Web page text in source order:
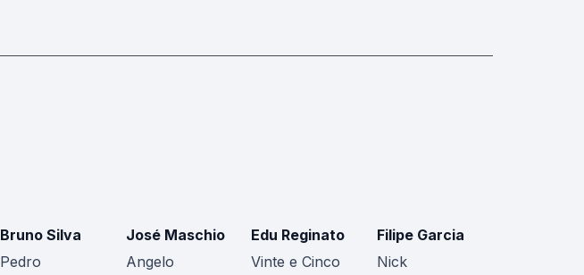
Bruno Silva
Pedro
José Maschio
Angelo
Edu Reginato
Vinte e Cinco
Filipe Garcia
Nick